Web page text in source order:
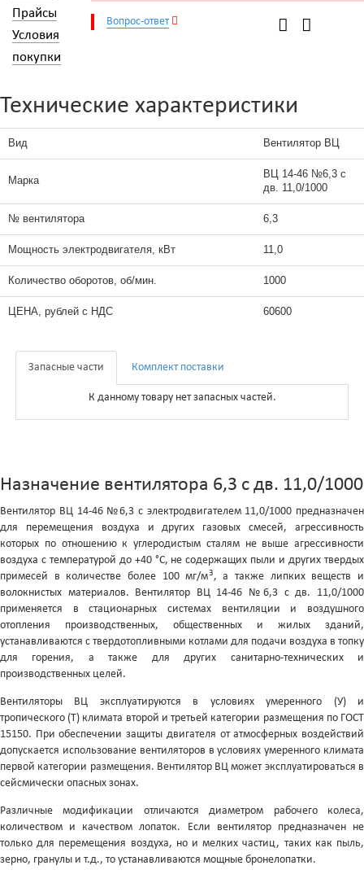
Прайсы
Условия
покупки
Вопрос-ответ
Технические характеристики
Вид Вентилятор ВЦ
Марка
ВЦ 14-46 №6,3 с
дв. 11,0/1000
№ вентилятора 6,3
Мощность электродвигателя, кВт 11,0
Количество оборотов, об/мин. 1000
ЦЕНА, рублей с НДС 60600
Запасные части Комплект поставки
К данному товару нет запасных частей.
Назначение вентилятора 6,3 с дв. 11,0/1000
Вентилятор ВЦ 14-46 №6,3 с электродвигателем 11,0/1000 предназначен
для перемещения воздуха и других газовых смесей, агрессивность
которых по отношению к углеродистым сталям не выше агрессивности
воздуха с температурой до +40 °С, не содержащих пыли и других твердых
примесей в количестве более 100 мг/м3, а также липких веществ и
волокнистых материалов. Вентилятор ВЦ 14-46 №6,3 с дв. 11,0/1000
применяется в стационарных системах вентиляции и воздушного
отопления производственных, общественных и жилых зданий,
устанавливаются с твердотопливными котлами для подачи воздуха в топку
для горения, а также для других санитарно-технических и
производственных целей.
Вентиляторы ВЦ эксплуатируются в условиях умеренного (У) и
тропического (Т) климата второй и третьей категории размещения по ГОСТ
15150. При обеспечении защиты двигателя от атмосферных воздействий
допускается использование вентиляторов в условиях умеренного климата
первой категории размещения. Вентилятор ВЦ может эксплуатироваться в
сейсмически опасных зонах.
Различные модификации отличаются диаметром рабочего колеса,
количеством и качеством лопаток. Если вентилятор предназначен не
только для перемещения воздуха, но и мелких частиц, таких как пыль,
зерно, гранулы и т.д., то устанавливаются мощные бронелопатки.